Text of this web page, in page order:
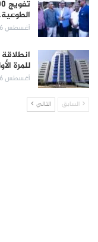
أغسطس 6, 2026
للمرة
أغسطس 6, 2026
السابق التالي